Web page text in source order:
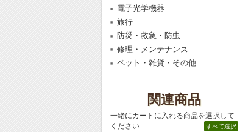
電子光学機器
旅行
防災・救急・防虫
修理・メンテナンス
ペット・雑貨・その他
関連商品
一緒にカートに入れる商品を選択して
ください
すべて選択